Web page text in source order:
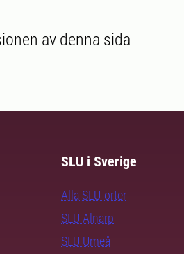
av denna sida
SLU i Sverige
Alla SLU-orter
SLU Alnarp
SLU Umeå